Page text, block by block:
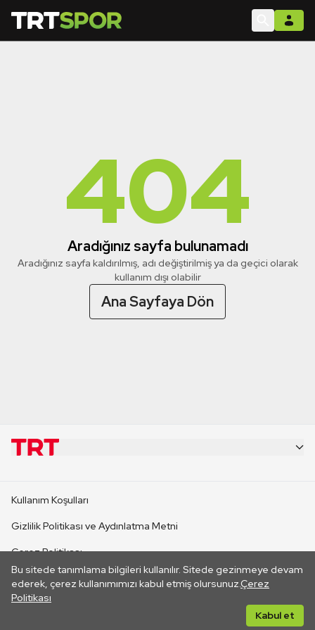
404
Aradığınız sayfa bulunamadı
Aradığınız sayfa kaldırılmış, adı değiştirilmiş ya da geçici olarak
kullanım dışı olabilir
Ana Sayfaya Dön
Bu sitede tanımlama bilgileri kullanılır. Sitede gezinmeye devam
ederek, çerez kullanımımızı kabul etmiş olursunuz.Çerez
Politikası
Kabul et
CANLI YAYINLAR
Kullanım Koşulları
Gizlilik Politikası ve Aydınlatma Metni
Çerez Politikası
İletişim
Her hakkı saklıdır. ©2026 TRT. Bağlantı yoluyla gidilen dış